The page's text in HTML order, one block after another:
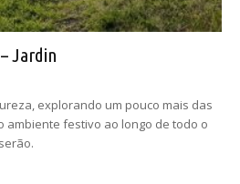
Jardin
explorando um pouco mais das
ambiente festivo ao longo de todo o